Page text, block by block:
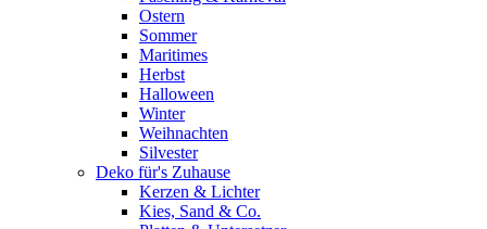
Ostern
Sommer
Maritimes
Herbst
Halloween
Winter
Weihnachten
Silvester
Deko für's Zuhause
Kerzen & Lichter
Kies, Sand & Co.